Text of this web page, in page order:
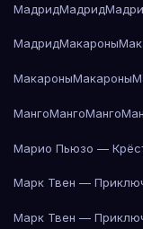
МадридМадрид
МадридМакароны
МакароныМакароны
МангоМангоМанго
Марио Пьюзо —
Марк Твен —
Марк Твен —